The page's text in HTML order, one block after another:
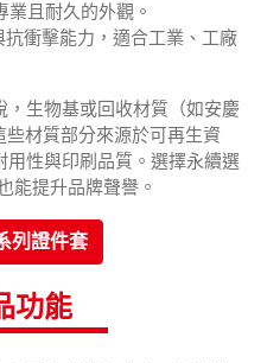
業且耐久的外觀。
衝擊能力，適合工業、工廠
生物基或回收材質（如安慶
材質部分來源於可再生資
性與印刷品質。選擇永續選
能提升品牌聲譽。
列證件套
功能